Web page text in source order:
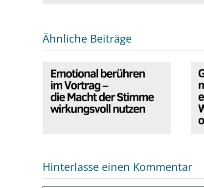
Ähnliche Beiträge
Emotional berühren im
Vortrag – die Macht der
Stimme wirkungsvoll
Hinterlasse einen Kommentar